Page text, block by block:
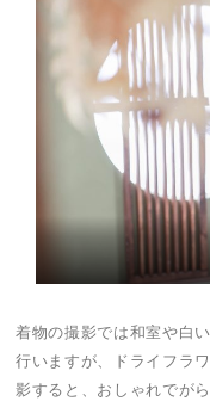
着物の撮影では和室や白
行いますが、ドライフラ
影すると、おしゃれでが